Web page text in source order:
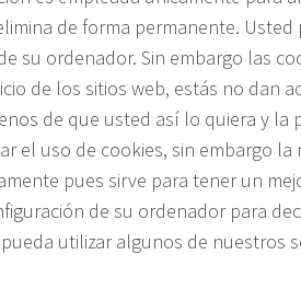
de forma permanente.
su ordenador. Sin embargo las
de los sitios web, estás no dan
de que usted así lo quiera y la
el uso de cookies, sin embargo la
pues sirve para tener un
de su ordenador para
utilizar algunos de nuestros